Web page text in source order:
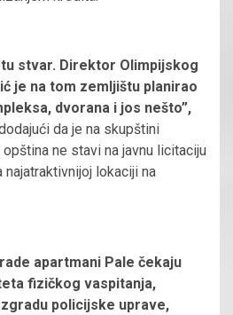
stvar. Direktor Olimpijskog
je na tom zemljištu planirao
dvorana i jos nešto”,
da je na skupštini
ne stavi na javnu licitaciju
najatraktivnijoj lokaciji na
apartmani Pale čekaju
fizičkog vaspitanja,
policijske uprave,